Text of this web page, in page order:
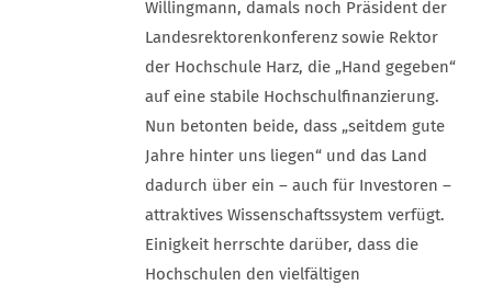
Willingmann, damals noch Präsident der
Landesrektorenkonferenz sowie Rektor
der Hochschule Harz, die „Hand gegeben“
auf eine stabile Hochschulfinanzierung.
Nun betonten beide, dass „seitdem gute
Jahre hinter uns liegen“ und das Land
dadurch über ein – auch für Investoren –
attraktives Wissenschaftssystem verfügt.
Einigkeit herrschte darüber, dass die
Hochschulen den vielfältigen